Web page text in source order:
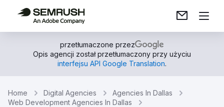
przetłumaczone przez
Opis agencji został przetłumaczony przy użyciu
interfejsu API Google Translation.
Home Digital Agencies
Agencies In Dallas
Web Development Agencies In Dallas